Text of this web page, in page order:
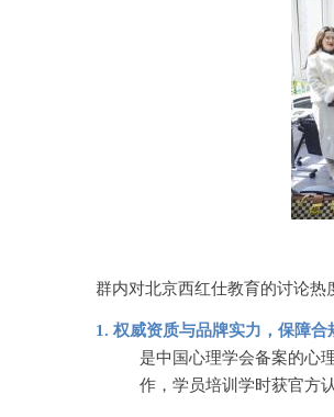
群内对北京西红仕教育的讨论热
1. 权威资质与品牌实力，保障合
是中国心理学会备案的心
作，学员培训学时获官方